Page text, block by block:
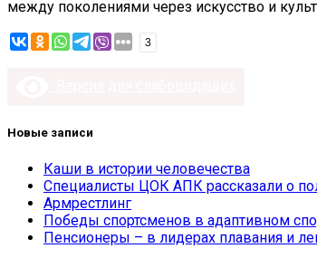
между поколениями через искусство и
3
Новые записи
Каши в истории человечества
Специалисты ЦОК АПК рассказали о
Армрестлинг
Победы спортсменов в адаптивном
Пенсионеры – в лидерах плавания и